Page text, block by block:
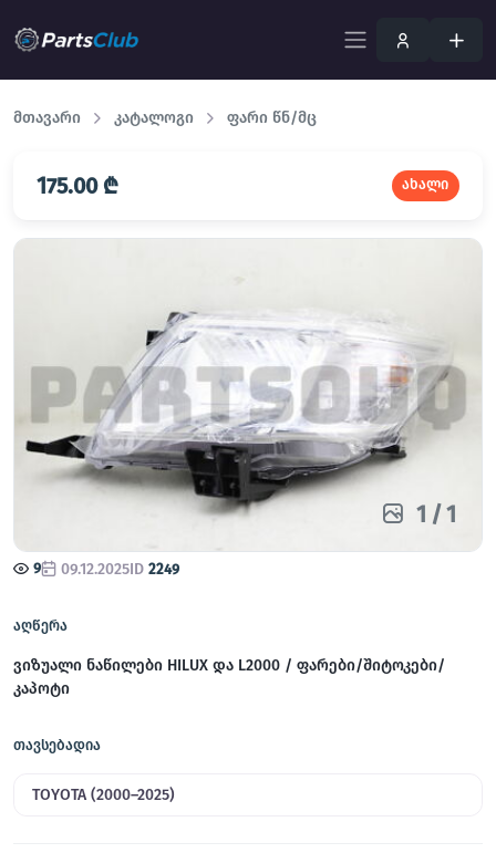
მთავარი კატალოგი ფარი წნ/მც
175.00 ₾ ახალი
1 /1
9 09.12.2025ID 2249
აღწერა
ვიზუალი ნაწილები HILUX და L2000 / ფარები/შიტოკები/
კაპოტი
თავსებადია
TOYOTA (2000–2025)